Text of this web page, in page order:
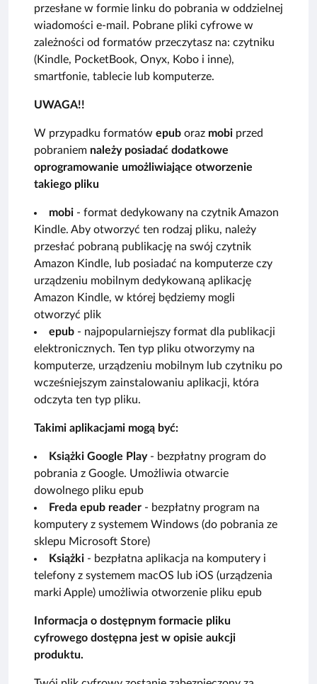
przesłane w formie linku do pobrania w oddzielnej
wiadomości e-mail. Pobrane pliki cyfrowe w
zależności od formatów przeczytasz na: czytniku
(Kindle, PocketBook, Onyx, Kobo i inne),
smartfonie, tablecie lub komputerze.
UWAGA!!
W przypadku formatów epub oraz mobi przed
pobraniem należy posiadać dodatkowe
oprogramowanie umożliwiające otworzenie
takiego pliku
mobi - format dedykowany na czytnik Amazon
Kindle. Aby otworzyć ten rodzaj pliku, należy
przesłać pobraną publikację na swój czytnik
Amazon Kindle, lub posiadać na komputerze czy
urządzeniu mobilnym dedykowaną aplikację
Amazon Kindle, w której będziemy mogli
otworzyć plik
epub - najpopularniejszy format dla publikacji
elektronicznych. Ten typ pliku otworzymy na
komputerze, urządzeniu mobilnym lub czytniku po
wcześniejszym zainstalowaniu aplikacji, która
odczyta ten typ pliku.
Takimi aplikacjami mogą być:
Książki Google Play- bezpłatny program do
pobrania z Google. Umożliwia otwarcie
dowolnego pliku epub
Freda epub reader - bezpłatny program na
komputery z systemem Windows (do pobrania ze
sklepu Microsoft Store)
Książki - bezpłatna aplikacja na komputery i
telefony z systemem macOS lub iOS (urządzenia
marki Apple) umożliwia otworzenie pliku epub
Informacja o dostępnym formacie pliku
cyfrowego dostępna jest w opisie aukcji
produktu.